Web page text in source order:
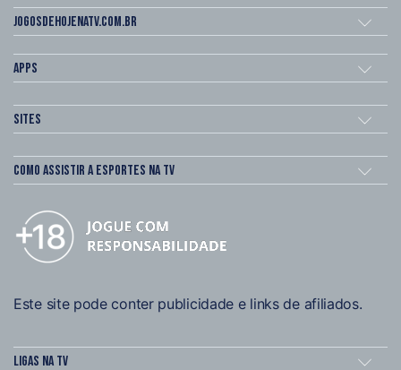
Jogosdehojenatv.com.br
Apps
Sites
Como assistir a esportes na TV
Este site pode conter publicidade e links de afiliados.
Ligas na TV